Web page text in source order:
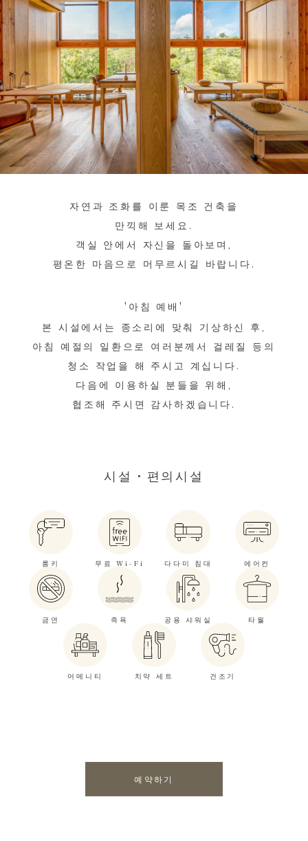
자연과 조화를 이룬 목조 건축을
만끽해 보세요.
객실 안에서 자신을 돌아보며,
평온한 마음으로 머무르시길 바랍니다.
'아침 예배'
본 시설에서는 종소리에 맞춰 기상하신 후,
아침 예절의 일환으로​ 여러분께서 걸레질 등의
청소 작업을 해 주시고 계십니다.
다음에 이용하실 분들을 위해,
​협조해 주시면 감사하겠습니다.
시설・편의시설
룸키 무료 Wi-Fi 다다미 침대 에어컨
금연 족욕 공용 샤워실 타월
어메니티 치약 세트 건조기
예약하기